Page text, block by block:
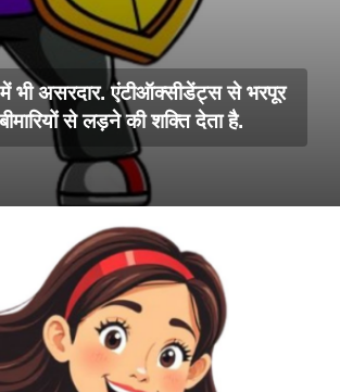
में भी असरदार. एंटीऑक्सीडेंट्स से भरपूर
से लड़ने की शक्ति देता है.